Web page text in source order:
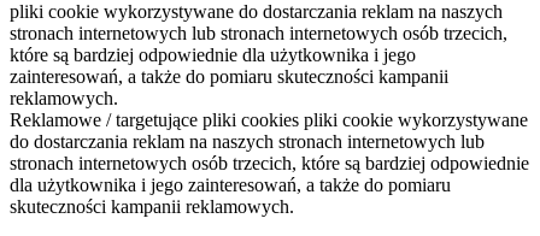
pliki cookie wykorzystywane do dostarczania reklam na naszych
stronach internetowych lub stronach internetowych osób trzecich,
które są bardziej odpowiednie dla użytkownika i jego
zainteresowań, a także do pomiaru skuteczności kampanii
reklamowych.
Reklamowe / targetujące pliki cookies pliki cookie wykorzystywane
do dostarczania reklam na naszych stronach internetowych lub
stronach internetowych osób trzecich, które są bardziej odpowiednie
dla użytkownika i jego zainteresowań, a także do pomiaru
skuteczności kampanii reklamowych.